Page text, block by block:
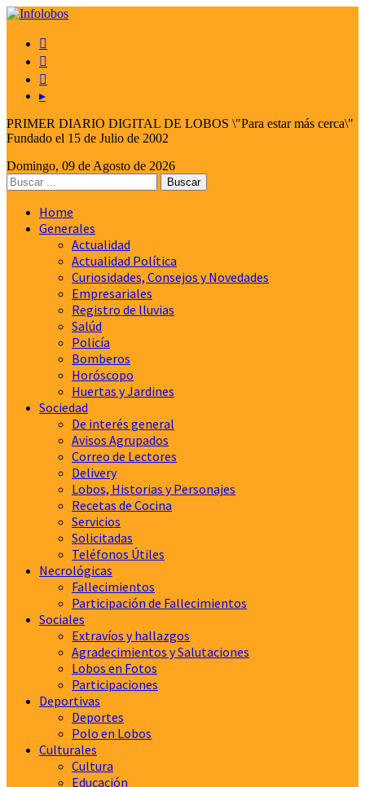



▸
PRIMER DIARIO DIGITAL DE LOBOS \"Para estar más cerca\"
Fundado el 15 de Julio de 2002
Domingo, 09 de Agosto de 2026
Home
Generales
Actualidad
Actualidad Política
Curiosidades, Consejos y Novedades
Empresariales
Registro de lluvias
Salúd
Policía
Bomberos
Horóscopo
Huertas y Jardines
Sociedad
De interés general
Avisos Agrupados
Correo de Lectores
Delivery
Lobos, Historias y Personajes
Recetas de Cocina
Servicios
Solicitadas
Teléfonos Útiles
Necrológicas
Fallecimientos
Participación de Fallecimientos
Sociales
Extravíos y hallazgos
Agradecimientos y Salutaciones
Lobos en Fotos
Participaciones
Deportivas
Deportes
Polo en Lobos
Culturales
Cultura
Educación